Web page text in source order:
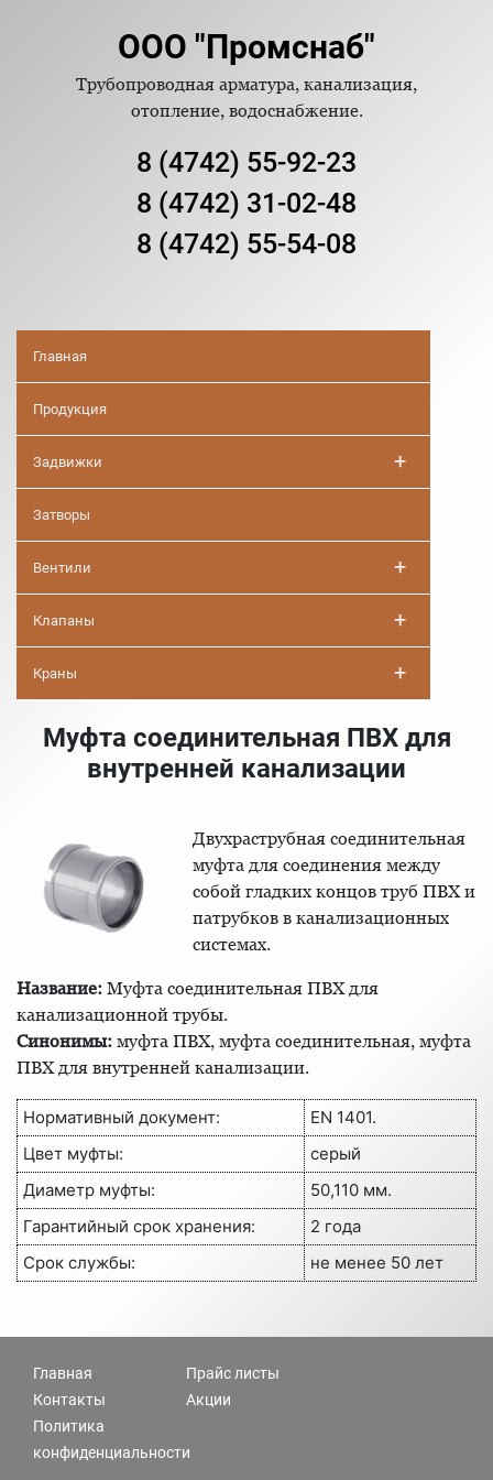
ООО "Промснаб"
Трубопроводная арматура, канализация,
отопление, водоснабжение.
8 (4742) 55-92-23
8 (4742) 31-02-48
8 (4742) 55-54-08
Главная
Продукция
Задвижки +
Затворы
Вентили +
Клапаны +
Краны +
Муфта соединительная ПВХ для
внутренней канализации
Двухраструбная соединительная
муфта для соединения между
собой гладких концов труб ПВХ и
патрубков в канализационных
системах.
Название: Муфта соединительная ПВХ для
канализационной трубы.
Синонимы: муфта ПВХ, муфта соединительная, муфта
ПВХ для внутренней канализации.
Нормативный документ:
EN 1401.
Цвет муфты:
серый
Диаметр муфты:
50,110 мм.
Гарантийный срок хранения:
2 года
Срок службы:
не менее 50 лет
Главная
Контакты
Политика
конфиденциальности
Прайс листы
Акции